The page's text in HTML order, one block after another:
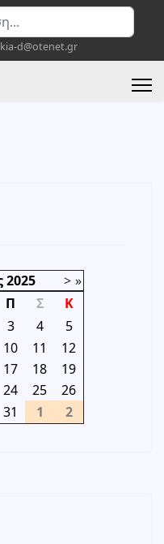
d@otenet.gr
2025 > »
Π Σ
Κ
3 4
5
10 11
12
17 18
19
24 25
26
31 1 2